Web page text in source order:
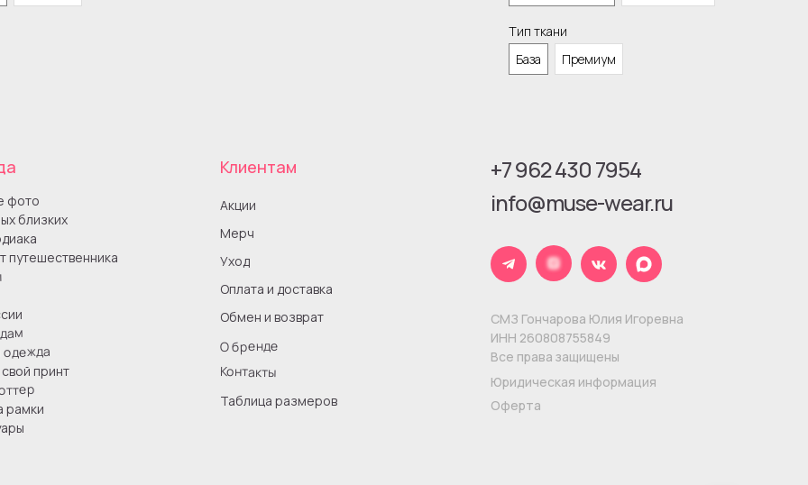
Тип ткани
База
Премиум
Клиентам
Юридическая информация
СМЗ Гончарова Юлия Игоревна
ИНН 260808755849
Все права защищены
+7 962 430 7954
info@muse-wear.ru
Оплата и доставка
Обмен и возврат
О бренде
Контакты
Оферта
фото
близких
путешественника
одежда
принт
рамки
Акции
Таблица размеров
Уход
Мерч